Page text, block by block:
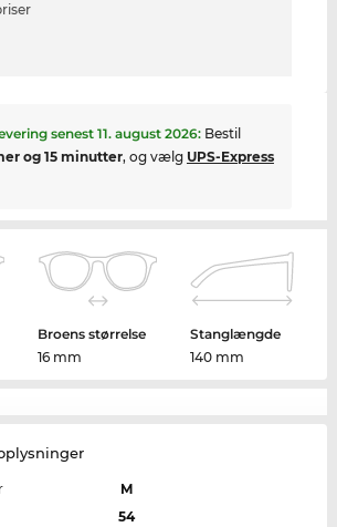
senest 11. august 2026: Bestil
og 15 minutter, og vælg UPS-Express
Broens størrelse
16 mm
Stanglængde
140 mm
M
54